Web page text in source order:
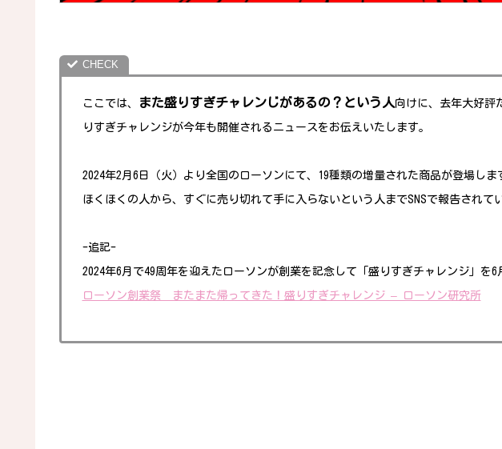
ここでは、 また盛りすぎチャレンじがあるの？という人向けに、去年大好評
りすぎチャレンジが今年も開催されるニュースをお伝えいたします。
2024年2月6日（火）より全国のローソンにて、19種類の増量された商品が登場し
ほくほくの人から、すぐに売り切れて手に入らないという人までSNSで報告されて
-追記-
2024年6月で49周年を迎えたローソンが創業を記念して「盛りすぎチャレンジ」を6
ローソン創業祭 またまた帰ってきた！盛りすぎチャレンジ – ローソン研究所